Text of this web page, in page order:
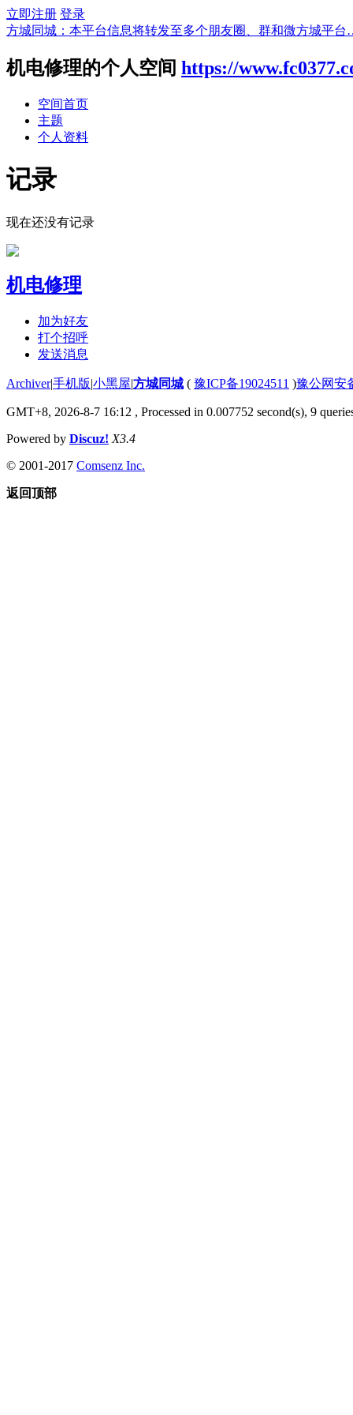
立即注册 登录
方城同城：本平台信息将转发至多个朋友圈、群和微方城平
机电修理的个人空间 https://
空间首页
主题
个人资料
记录
现在还没有记录
机电修理
加为好友
打个招呼
发送消息
Archiver|手机版|小黑屋|方城同城 ( 豫ICP备19024511 )豫公网安
GMT+8, 2026-8-7 16:12 , Processed in 0.007752 second(s), 9
Powered by Discuz! X3.4
© 2001-2017 Comsenz Inc.
返回顶部